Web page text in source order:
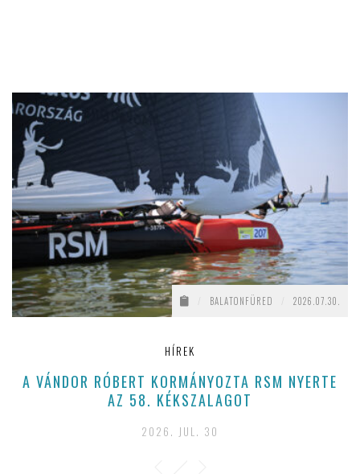
BALATONFÜRED 2026.07.30.
HÍREK
A VÁNDOR RÓBERT KORMÁNYOZTA RSM NYERTE
AZ 58. KÉKSZALAGOT
2026. JUL. 30